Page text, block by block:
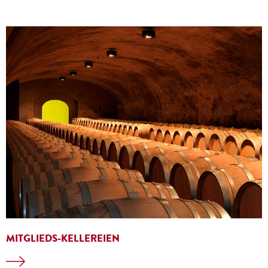
MITGLIEDS-KELLEREIEN